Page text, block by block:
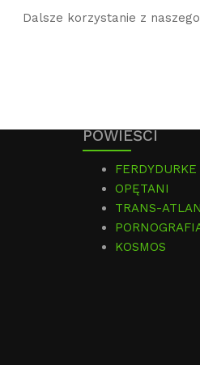
Dalsze korzystanie z
POWIEŚCI
FERDYDURKE
OPĘTANI
TRANS-
KOSMOS